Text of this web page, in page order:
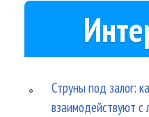
Струны под залог:
взаимодействуют